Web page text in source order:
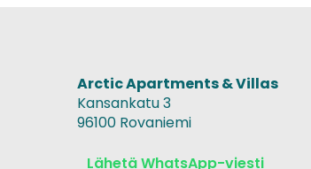
Arctic Apartments & Villas
Kansankatu 3
96100 Rovaniemi
Lähetä WhatsApp-viesti